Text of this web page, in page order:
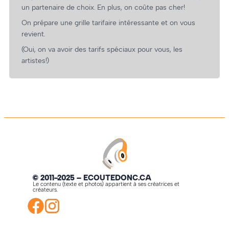
un partenaire de choix. En plus, on coûte pas cher!
On prépare une grille tarifaire intéressante et on vous
revient.
(Oui, on va avoir des tarifs spéciaux pour vous, les
artistes!)
© 2011-2025 – ECOUTEDONC.CA
Le contenu (texte et photos) appartient à ses créatrices et
créateurs.